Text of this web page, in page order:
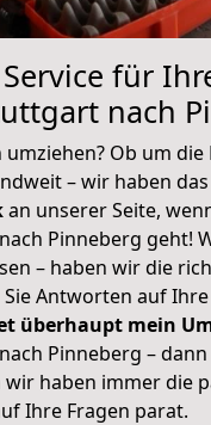
für
nach
umziehen? Ob um die
– wir haben das
an unserer Seite,
Pinneberg geht!
– haben wir die
Sie Antworten auf
überhaupt mein
Pinneberg – dann
wir haben immer die
Ihre Fragen parat.